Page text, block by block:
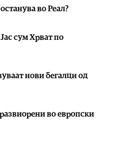
во Реал?
сум Хрват по
нови бегалци од
во европски